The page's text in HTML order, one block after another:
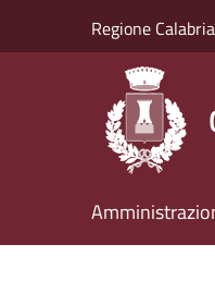
Regione Calabria